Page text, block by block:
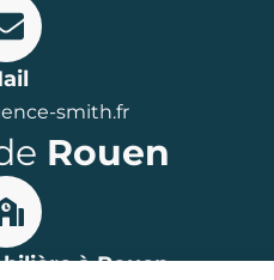
smith.fr
Rouen
à Rouen